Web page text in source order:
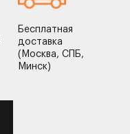
Бесплатная
доставка
(Москва, СПБ,
Минск)